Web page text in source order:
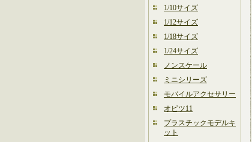
1/10サイズ
1/12サイズ
1/18サイズ
1/24サイズ
ノンスケール
ミニシリーズ
モバイルアクセサリー
オビツ11
プラスチックモデルキ
ット